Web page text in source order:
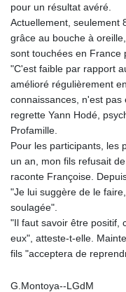
pour un résultat avéré.
Actuellement, seulement
grâce au bouche à
sont touchées en France
"C'est faible par rapport
amélioré régulièrement
connaissances, n'est pas
regrette Yann Hodé,
Profamille.
Pour les participants, les
un an, mon fils refusait
raconte Françoise.
"Je lui suggère de le
soulagée".
"Il faut savoir être positif,
eux", atteste-t-elle.
fils "acceptera de
G.Montoya--LGdM